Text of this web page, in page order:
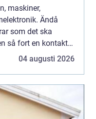
maskiner,
Ändå
som det ska
så fort en kontakt
stannar
04 augusti 2026